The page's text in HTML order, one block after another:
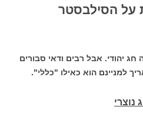
על הסילבסטר
חג יהודי. אבל רבים ודאי סבורים
למניינם הוא כאילו "כללי".